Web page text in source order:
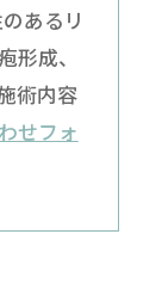
あるリ
形成、
術内容
せフォ